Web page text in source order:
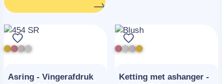
Asring - Vingerafdruk
Ketting met ashanger -